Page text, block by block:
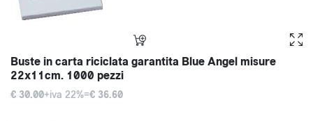
Buste in carta riciclata garantita Blue Angel misure
22x11cm. 1000 pezzi
€ 30.00+iva 22%=€ 36.60